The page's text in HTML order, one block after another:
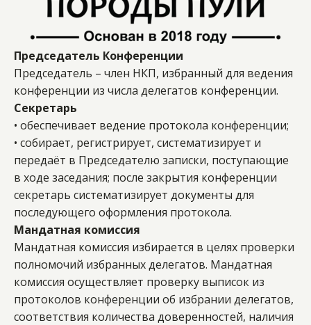
Председатель Конференции
Председатель – член НКП, избранный для ведения
конференции из числа делегатов конференции.
Секретарь
• обеспечивает ведение протокола конференции;
• собирает, регистрирует, систематизирует и
передаёт в Председателю записки, поступающие
в ходе заседания; после закрытия конференции
секретарь систематизирует документы для
последующего оформления протокола.
Мандатная комиссия
Мандатная комиссия избирается в целях проверки
полномочий избранных делегатов. Мандатная
комиссия осуществляет проверку выписок из
протоколов конференции об избрании делегатов,
соответствия количества доверенностей, наличия